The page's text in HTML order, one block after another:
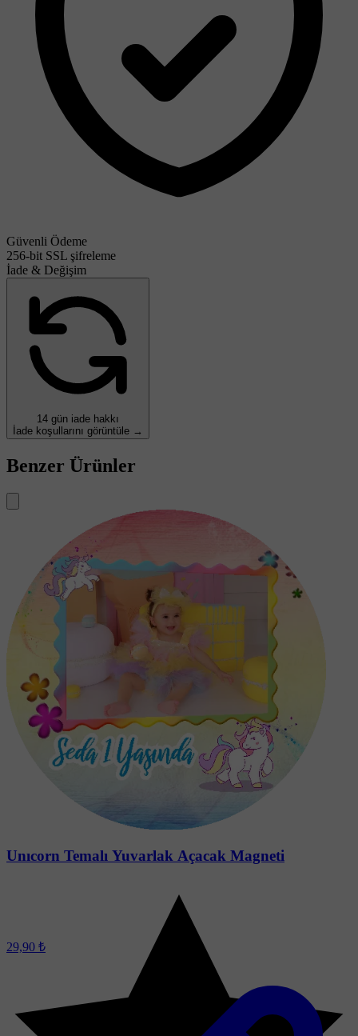
Güvenli Ödeme
256-bit SSL şifreleme
İade & Değişim
14 gün iade hakkı
İade koşullarını görüntüle →
Benzer Ürünler
Unıcorn Temalı Yuvarlak Açacak Magneti
29,90 ₺